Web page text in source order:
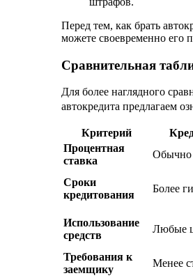
Перед тем, как брать
можете своевременно его
Сравнительная
Для более наглядного
автокредита предлагаем
Критерий
Процентная
ставка
Сроки
кредитования
Более
Использование
средств
Любые
Требования к
заемщику
Менее